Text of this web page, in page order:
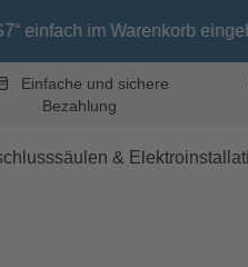
eingeben. (Aktion
Einfache und sichere
Bezahlung
&